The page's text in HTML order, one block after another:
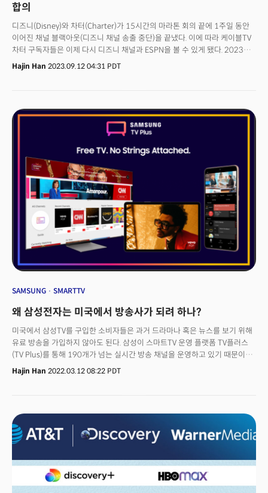
합의
디즈니(Disney)와 차터(Charter)가 15시간의 마라톤 회의 끝에 1주일 동안
이어진 채널 블랙아웃(디즈니 채널 송출 중단)을 끝냈다. 이에 따라 케이블TV
차터 구독자들은 이제 다시 디즈니 채널과 ESPN을 볼 수 있게 됐다. 2023년
8월 현재 차터는 미국 2위 스트리밍 서비스로 구독자가 1,500만 명이나 된다.
미국 방송 업계에서는 이번 합의에 큰 의미를 부여했다. 단순한 두 회사 간
시장을 장악했던 시대는 가고 스트리밍의 시대가 왔지만 수익은 여전히 기존
미디어 체재(케이블TV, 위성방송 등)에 있는 불편한 진실을 반영하는
Hajin Han 2023.09.12 04:31 PDT
SAMSUNG SMARTTV
왜 삼성전자는 미국에서 방송사가 되려 하나?
미국에서 삼성TV를 구입한 소비자들은 과거 드라마나 혹은 뉴스를 보기 위해
유료 방송을 가입하지 않아도 된다. 삼성이 스마트TV 운영 플랫폼 TV플러스
(TV Plus)를 통해 190개가 넘는 실시간 방송 채널을 운영하고 있기 때문이다.
이른바 광고 기반 무료 스트리밍 TV 채널(Free Ad Supported Streaming
TV Channel, FAST)다. 광고를 보는 대신 무료로 TV콘텐츠를 볼 수 있는
IMDB TV(아마존), 피콕(Peacock, NBC) 등 미디어 기업들도 이 시장에
가세하고 있다. 무료로 TV콘텐츠를 시청할 수 있기 때문에 이를 보는
시청자들도 크게 늘고 있다.
Hajin Han 2022.03.12 08:22 PDT